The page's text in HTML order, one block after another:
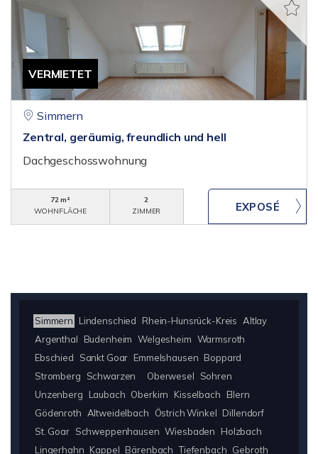
VERMIETET
Simmern
Zentral, geräumig, freundlich und hell
Dachgeschosswohnung
72 m²
WOHNFLÄCHE
2
ZIMMER
Simmern Lindenschied Rhein-Hunsrück-Kreis Altlay
Argenthal
Budenheim Welgesheim Warmsroth
Ebschied
Sankt Goar Emmelshausen Boppard
Stromberg
Schwarzen Oberwesel
Sohren
Unzenberg
Laubach Oberkirn Kisselbach
Ellern
Gödenroth Altweidelbach Östrich Winkel Dillendorf
St. Goar Schweppenhausen Wiesbaden
Holzbach
Lingerhahn Kappel Bärenbach Tiefenbach Gebroth